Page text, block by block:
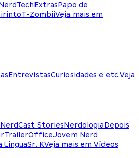
ExtrasPapo de
T-ZombiiVeja mais em
EntrevistasCuriosidades e etc.Veja
NerdCast StoriesNerdologiaDepois
TrailerOfficeJovem Nerd
LínguaSr. KVeja mais em Vídeos